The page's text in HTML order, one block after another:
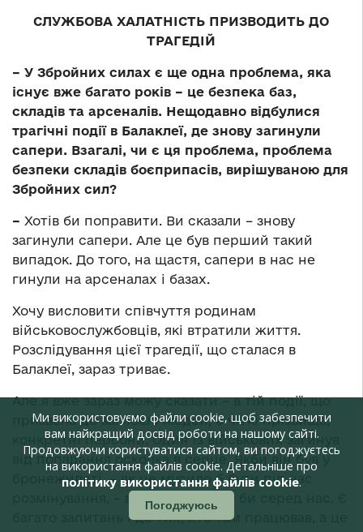
СЛУЖБОВА ХАЛАТНІСТЬ ПРИЗВОДИТЬ ДО
ТРАГЕДІЙ
– У Збройних силах є ще одна проблема, яка
існує вже багато років – це безпека баз,
складів та арсеналів. Нещодавно відбулися
трагічні події в Балаклеї, де знову загинули
сапери. Взагалі, чи є ця проблема, проблема
безпеки складів боєприпасів, вирішуваною для
Збройних сил?
– Хотів би поправити. Ви сказали – знову
загинули сапери. Але це був перший такий
випадок. До того, на щастя, сапери в нас не
гинули на арсеналах і базах.
Хочу висловити співчуття родинам
військовослужбовців, які втратили життя.
Розслідування цієї трагедії, що сталася в
Балаклеї, зараз триває.
Але я вже зараз можу сказати – в тій події, що
призвела до загибелі людей, є чіткі прізвища,
конкретні персони. Один із військових загинув
від попадання осколка в серце. Якби він був у
бронежилеті, – як це мусило б бути під час
розмінування, – він сьогодні був би серед нас. Є
багато запитань і до тих, хто там працював, а це
Ми використовуємо файли cookie, щоб забезпечити
вам найкращий досвід роботи на нашому сайті.
Продовжуючи користуватися сайтом, ви погоджуєтесь
на використання файлів cookie. Детальніше про
політику використання файлів cookie.
Погоджуюсь